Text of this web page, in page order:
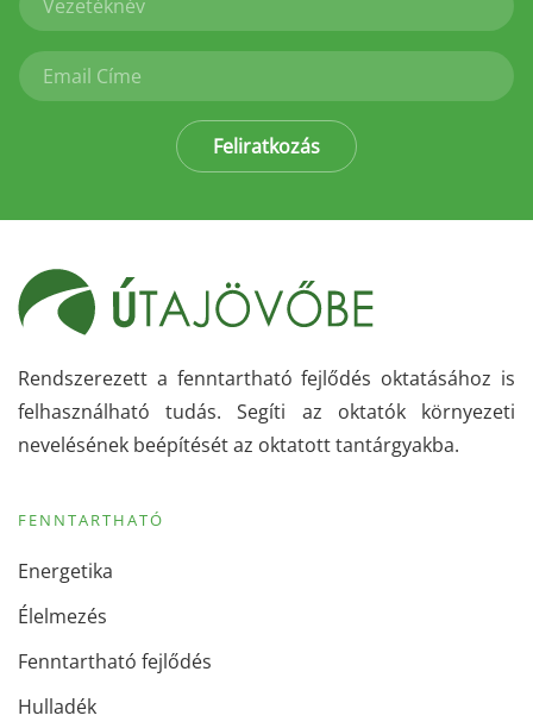
Feliratkozás
Rendszerezett a fenntartható fejlődés oktatásához is
felhasználható tudás. Segíti az oktatók környezeti
nevelésének beépítését az oktatott tantárgyakba.
FENNTARTHATÓ
Energetika
Élelmezés
Fenntartható fejlődés
Hulladék